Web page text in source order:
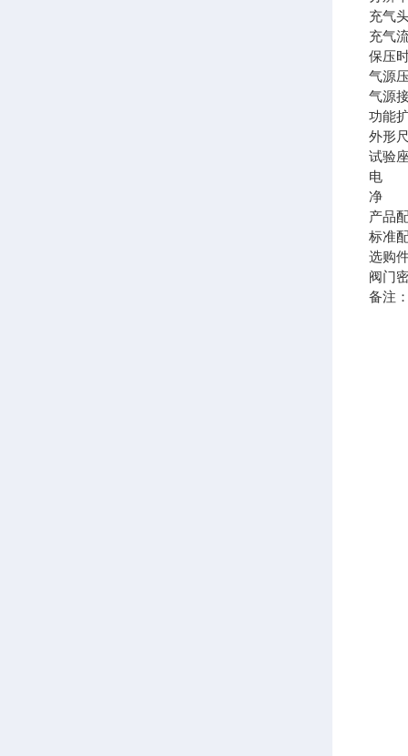
充气
充气
保压
气源
气源
功能
外形
试验
电
净
产品
标准
选购
阀门
备注